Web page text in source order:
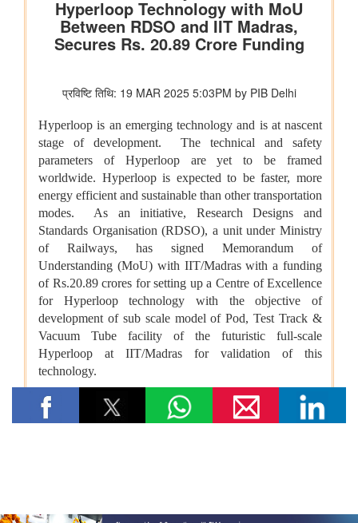
सीएसआईआर-एनआईएससीपीआर ने “लोकप्रिय विज्ञान लेखन” पर दो दिवसीय
कौशल प्रशिक्षण कार्यक्रम आयोजित किया और प्रतिभागियों को सामान्य जन
तक विज्ञान का संचार करने के लिए प्रेरित किया
सामाजिक न्‍याय एवं अधिकारिता मंत्रालय
आर्थिक चुनौतियों से प्रौद्योगिकी के क्षेत्र में भविष्य की ओर: उच्च स्तरीय शिक्षा
योजना ने अनु सुप्रिया को एनआईटी रायपुर से बी.टेक करने में कैसे सक्षम
बनाया
आर्थिक बाधाओं से लेकर एमबीए के सपनों तक: शीर्ष स्तरीय शैक्षिक सहायता ने
तेलू झांसी विजय कृष्णा को उच्च शिक्षा प्राप्त करने में कैसे मदद की